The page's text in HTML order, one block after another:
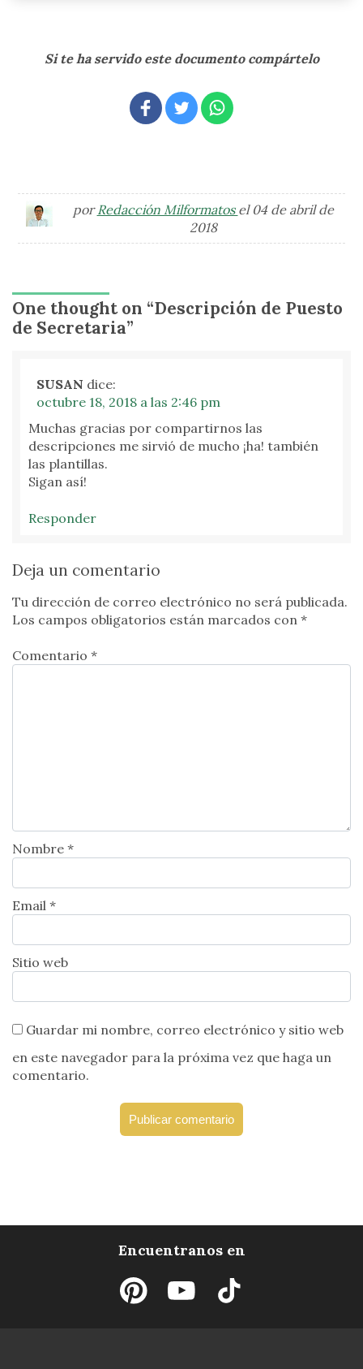
Si te ha servido este documento compártelo
porRedacción Milformatos el 04 de abril de
2018
One thought on “Descripción de Puesto
de Secretaria”
SUSAN dice:
octubre 18, 2018 a las 2:46 pm
Muchas gracias por compartirnos las
descripciones me sirvió de mucho ¡ha! también
las plantillas.
Sigan así!
Responder
Deja un comentario
Tu dirección de correo electrónico no será publicada.
Los campos obligatorios están marcados con *
Comentario *
Nombre *
Email *
Sitio web
Guardar mi nombre, correo electrónico y sitio web
en este navegador para la próxima vez que haga un
comentario.
Encuentranos en